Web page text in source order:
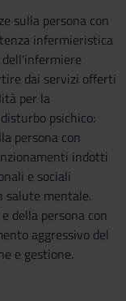
sulla persona con
infermieristica
dai servizi offerti
per la
psichico:
persona con
indotti
e sociali
salute mentale.
della persona con
aggressivo del
e gestione.